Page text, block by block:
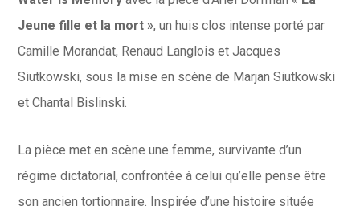
Jeune fille et la mort », un huis clos intense porté par
Camille Morandat, Renaud Langlois et Jacques
Siutkowski, sous la mise en scène de Marjan Siutkowski
et Chantal Bislinski.
La pièce met en scène une femme, survivante d’un
régime dictatorial, confrontée à celui qu’elle pense être
son ancien tortionnaire. Inspirée d’une histoire située